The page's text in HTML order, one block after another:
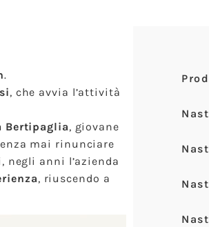
.
, che avvia l’attività
Bertipaglia, giovane
mai rinunciare
anni l’azienda
, riuscendo a